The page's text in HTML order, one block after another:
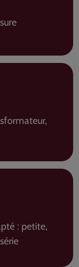
: petite,